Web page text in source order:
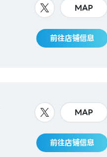
MAP
前往店铺信息
MAP
前往店铺信息